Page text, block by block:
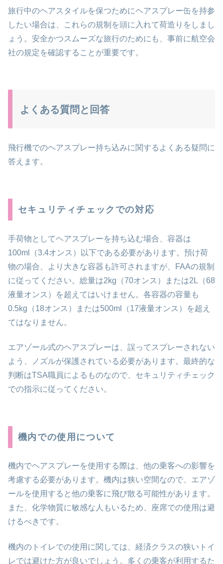
旅行中のヘアスタイルを保つためにヘアスプレー缶を持参
したい場合は、これらの規制を頭に入れて荷造りをしまし
ょう。安全かつスムーズな旅行のためにも、事前に航空会
社の規定を確認することが重要です。
よくある質問と回答
飛行機でのヘアスプレー持ち込みに関するよくある疑問に
答えます。
セキュリティチェックでの対応
手荷物としてヘアスプレーを持ち込む場合、容器は
100ml（3.4オンス）以下である必要があります。預け荷
物の場合、より大きな容器も許可されますが、FAAの規制
に従ってください。総量は2kg（70オンス）または2L（68
液量オンス）を超えてはいけません。各容器の容量も
0.5kg（18オンス）または500ml（17液量オンス）を超え
てはなりません。
エアゾール式のヘアスプレーは、誤ってスプレーされない
よう、ノズルが保護されている必要があります。最終的な
判断はTSA職員によるものなので、セキュリティチェック
での指示に従ってください。
機内での使用について
機内でヘアスプレーを使用する際は、他の乗客への影響を
考慮する必要があります。機内は狭い空間なので、エアゾ
ールを使用すると他の乗客に飛び散る可能性があります。
また、化学物質に敏感な人もいるため、座席での使用は避
けるべきです。
機内のトイレでの使用に関しては、経済クラスの狭いトイ
レでは避けた方が良いでしょう。多くの乗客が利用するた